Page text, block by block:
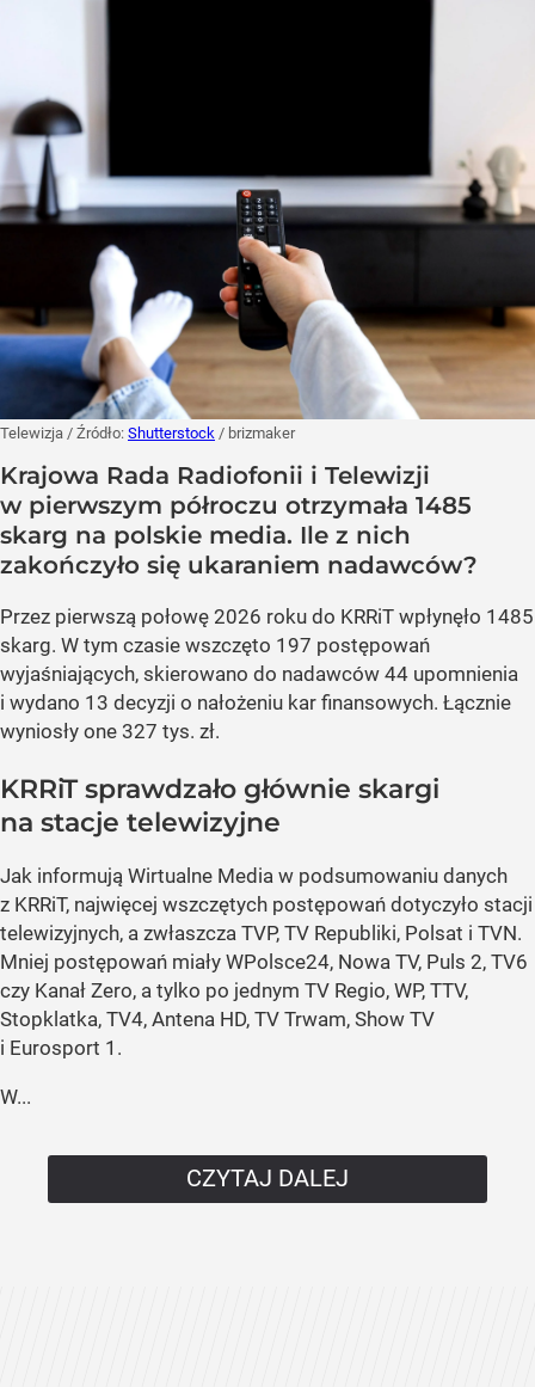
Telewizja / Źródło: Shutterstock / brizmaker
Krajowa Rada Radiofonii i Telewizji
w pierwszym półroczu otrzymała 1485
skarg na polskie media. Ile z nich
zakończyło się ukaraniem nadawców?
Przez pierwszą połowę 2026 roku do KRRiT wpłynęło 1485
skarg. W tym czasie wszczęto 197 postępowań
wyjaśniających, skierowano do nadawców 44 upomnienia
i wydano 13 decyzji o nałożeniu kar finansowych. Łącznie
wyniosły one 327 tys. zł.
KRRiT sprawdzało głównie skargi
na stacje telewizyjne
Jak informują Wirtualne Media w podsumowaniu danych
z KRRiT, najwięcej wszczętych postępowań dotyczyło stacji
telewizyjnych, a zwłaszcza TVP, TV Republiki, Polsat i TVN.
Mniej postępowań miały WPolsce24, Nowa TV, Puls 2, TV6
czy Kanał Zero, a tylko po jednym TV Regio, WP, TTV,
Stopklatka, TV4, Antena HD, TV Trwam, Show TV
i Eurosport 1.
W...
CZYTAJ DALEJ